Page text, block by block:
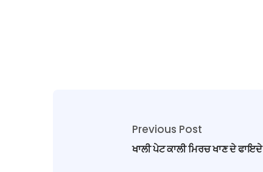
Previous Post
ਖਾਲੀ ਪੇਟ ਕਾਲੀ ਮਿਰਚ ਖਾਣ ਦੇ ਫਾਇਦੇ